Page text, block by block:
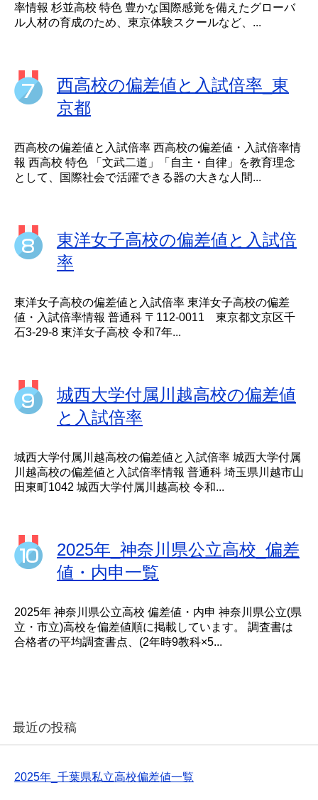
率情報 杉並高校 特色 豊かな国際感覚を備えたグローバ
ル人材の育成のため、東京体験スクールなど、...
西高校の偏差値と入試倍率_東
京都
西高校の偏差値と入試倍率 西高校の偏差値・入試倍率情
報 西高校 特色 「文武二道」「自主・自律」を教育理念
として、国際社会で活躍できる器の大きな人間...
東洋女子高校の偏差値と入試倍
率
東洋女子高校の偏差値と入試倍率 東洋女子高校の偏差
値・入試倍率情報 普通科 〒112-0011 東京都文京区千
石3-29-8 東洋女子高校 令和7年...
城西大学付属川越高校の偏差値
と入試倍率
城西大学付属川越高校の偏差値と入試倍率 城西大学付属
川越高校の偏差値と入試倍率情報 普通科 埼玉県川越市山
田東町1042 城西大学付属川越高校 令和...
2025年_神奈川県公立高校_偏差
値・内申一覧
2025年 神奈川県公立高校 偏差値・内申 神奈川県公立(県
立・市立)高校を偏差値順に掲載しています。 調査書は
合格者の平均調査書点、(2年時9教科×5...
最近の投稿
2025年_千葉県私立高校偏差値一覧